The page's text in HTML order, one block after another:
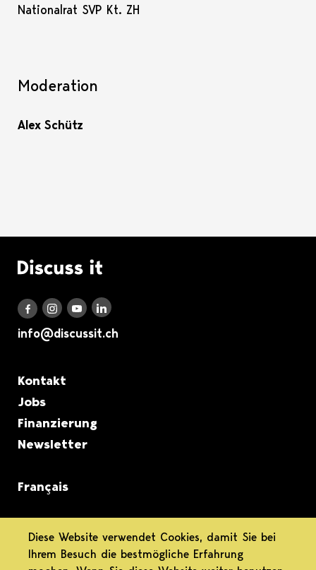
Nationalrat SVP Kt. ZH
Moderation
Alex Schütz
Logo Discuss it
Discuss it auf Facebook
Discuss it auf Instagram
Discuss it auf Youtube
Discuss it auf LinkedIn
info@discussit.ch
Metanavigation
Kontakt
Jobs
Finanzierung
Newsletter
Français
informiert.
Diese Website verwendet Cookies, damit Sie bei
Ihrem Besuch die bestmögliche Erfahrung